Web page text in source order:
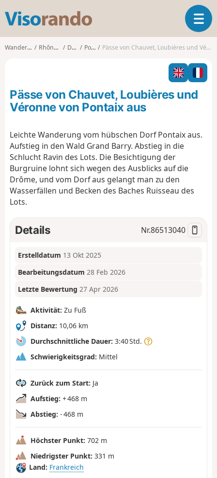
s
o
T
o
g
l
n
a
Wanderungen Rhône-Alpes Drôme Pontaix Pässe von Chauvet, Loubières und Véronne von Pontaix aus
Pässe von Chauvet, Loubières und
Véronne von Pontaix aus
Leichte Wanderung vom hübschen Dorf Pontaix aus.
Aufstieg in den Wald Grand Barry. Abstieg in die
Schlucht Ravin des Lots. Die Besichtigung der
Burgruine lohnt sich wegen des Ausblicks auf die
Drôme, und vom Dorf aus gelangt man zu den
Wasserfällen und Becken des Baches Ruisseau des
Lots.
Details Nr.86513040
Erstelldatum 13 Okt 2025
Bearbeitungsdatum 28 Feb 2026
Letzte Bewertung 27 Apr 2026
Aktivität: Zu Fuß
Distanz: 10,06 km
Durchschnittliche Dauer: 3:40 Std.
Schwierigkeitsgrad: Mittel
Zurück zum Start: Ja
Aufstieg: + 468 m
Abstieg: - 468 m
Höchster Punkt: 702 m
Niedrigster Punkt: 331 m
Land: Frankreich